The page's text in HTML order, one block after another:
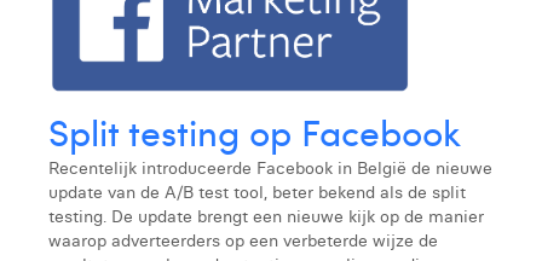
Split testing op Facebook
Recentelijk introduceerde Facebook in België de nieuwe
update van de A/B test tool, beter bekend als de split
testing. De update brengt een nieuwe kijk op de manier
waarop adverteerders op een verbeterde wijze de